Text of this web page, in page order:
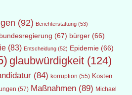
(92) Berichterstattung (53)
bundesregierung (67) bürger (66)
(83) Entscheidung (52) Epidemie (66)
glaubwürdigkeit (124)
(84) korruption (55) Kosten
(57) Maßnahmen (89) Michael